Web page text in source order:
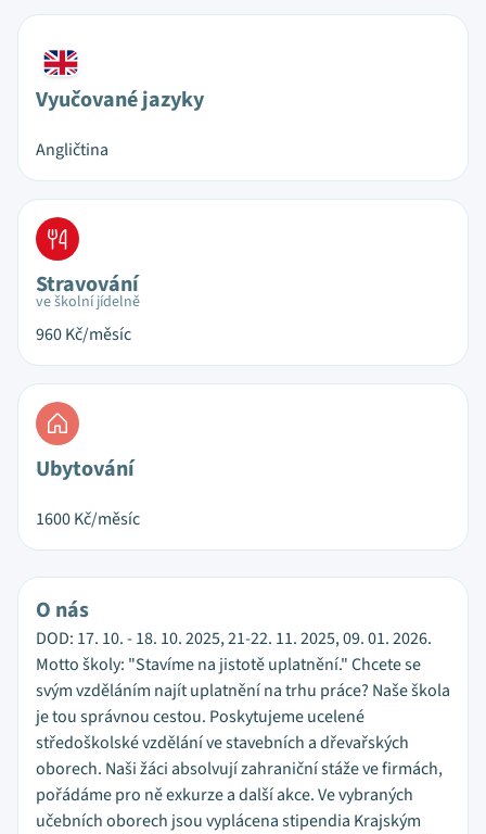
Vyučované jazyky
Angličtina
Stravování
ve školní jídelně
960Kč/měsíc
Ubytování
1600Kč/měsíc
O nás
DOD: 17. 10. - 18. 10. 2025, 21-22. 11. 2025, 09. 01. 2026.
Motto školy: "Stavíme na jistotě uplatnění." Chcete se
svým vzděláním najít uplatnění na trhu práce? Naše škola
je tou správnou cestou. Poskytujeme ucelené
středoškolské vzdělání ve stavebních a dřevařských
oborech. Naši žáci absolvují zahraniční stáže ve firmách,
pořádáme pro ně exkurze a další akce. Ve vybraných
učebních oborech jsou vyplácena stipendia Krajským